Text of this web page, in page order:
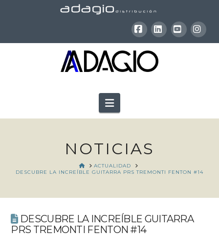
Facebook
LinkedInYouTube
Navigation
NOTICIAS
HOMEACTUALIDAD
DESCUBRE LA INCREÍBLE GUITARRA PRS TREMONTI FENTON #14
DESCUBRE LA INCREÍBLE GUITARRA
PRS TREMONTI FENTON #14